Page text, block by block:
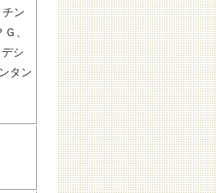
ン
、
シ
タン